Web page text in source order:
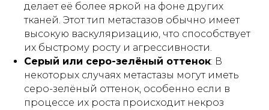
делает её более яркой на фоне других
тканей. Этот тип метастазов обычно имеет
высокую васкуляризацию, что способствует
их быстрому росту и агрессивности.
Серый или серо-зелёный оттенок: В
некоторых случаях метастазы могут иметь
серо-зелёный оттенок, особенно если в
процессе их роста происходит некроз